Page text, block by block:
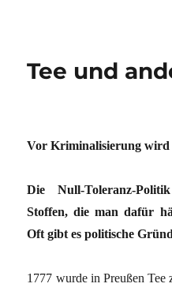
Tee und
Vor Kriminalisierung wird
Die Null-Toleranz-
Stoffen, die man dafür
Oft gibt es politische
1777 wurde in Preußen